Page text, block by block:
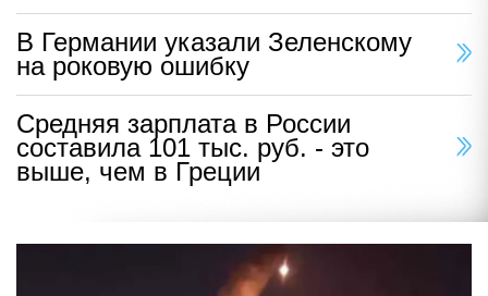
В Германии указали Зеленскому
на роковую ошибку
Средняя зарплата в России
составила 101 тыс. руб. - это
выше, чем в Греции